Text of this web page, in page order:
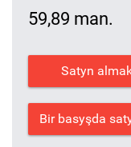
59,89 man.
Satyn
Bir basyşda